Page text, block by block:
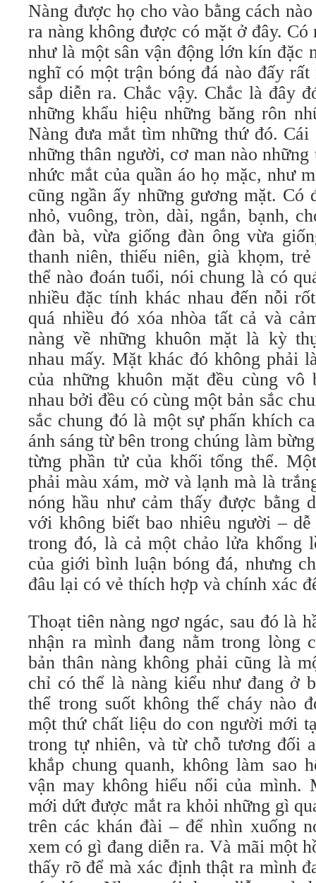
Nàng được họ cho vào bằng cách
ra nàng không được có mặt ở đây.
như là một sân vận động lớn kín đặc
nghĩ có một trận bóng đá nào đấy
sắp diễn ra. Chắc vậy. Chắc là đây
những khẩu hiệu những băng rôn
Nàng đưa mắt tìm những thứ đó. Cái
những thân người, cơ man nào
nhức mắt của quần áo họ mặc, như
cũng ngần ấy những gương mặt. Có
nhỏ, vuông, tròn, dài, ngắn, bạnh,
đàn bà, vừa giống đàn ông vừa
thanh niên, thiếu niên, già khọm,
thể nào đoán tuổi, nói chung là có
nhiều đặc tính khác nhau đến nỗi
quá nhiều đó xóa nhòa tất cả và
nàng về những khuôn mặt là kỳ
nhau mấy. Mặt khác đó không phải
của những khuôn mặt đều cùng vô
nhau bởi đều có cùng một bản sắc
sắc chung đó là một sự phấn khích
ánh sáng từ bên trong chúng làm
từng phần tử của khối tổng thể.
phải màu xám, mờ và lạnh mà là
nóng hầu như cảm thấy được bằng
với không biết bao nhiêu người –
trong đó, là cả một chảo lửa khổng
của giới bình luận bóng đá, nhưng
đâu lại có vẻ thích hợp và chính xác
Thoạt tiên nàng ngơ ngác, sau đó là
nhận ra mình đang nằm trong lòng
bản thân nàng không phải cũng là
chỉ có thể là nàng kiểu như đang ở
thể trong suốt không thể cháy nào
một thứ chất liệu do con người mới
trong tự nhiên, và từ chỗ tương đối
khắp chung quanh, không làm sao
vận may không hiểu nổi của mình.
mới dứt được mắt ra khỏi những gì
trên các khán đài – để nhìn xuống
xem có gì đang diễn ra. Và mãi một
thấy rõ để mà xác định thật ra mình